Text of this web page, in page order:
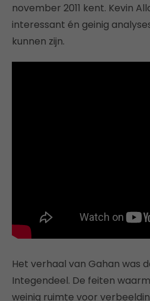
november 2011 kent. Kevin
interessant én geinig
kunnen zijn.
Het verhaal van Gahan was
Integendeel. De feiten
weinig ruimte voor